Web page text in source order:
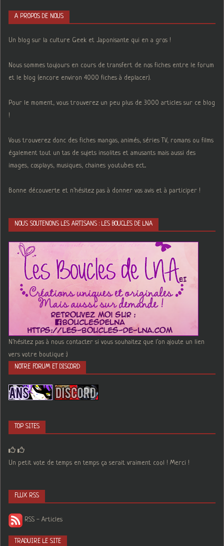
A PROPOS DE NOUS
Un blog sur la culture Geek et Japonisante qui en a gros !
Nous sommes toujours en cours de transfert de nos fiches entre le forum
et le blog (encore environ 4000 fiches à deplacer).
Pour le moment, vous trouverez un peu plus de 3000 articles sur ce blog
!
Vous trouverez donc des fiches mangas, animés, séries TV, romans ou films
également tout un tas de sujets insolites et amusants mais aussi des
images, cosplays, musiques, chaines youtubes ect...
Bonne découverte et n'hésitez pas à donner vos avis et à participer !
NOUS SOUTENONS LES ARTISANS : LES BOUCLES DE LNA
N'hésitez pas à nous contacter si vous souhaitez que l'on ajoute un lien
vers votre boutique :)
NOTRE FORUM ET DISCORD
TOP SITES
Un petit vote de temps en temps ça serait vraiment cool ! Merci !
FLUX RSS
RSS - Articles
TRADUIRE LE SITE